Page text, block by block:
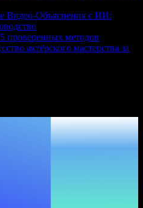
Видео-Объяснения с ИИ:
проверенных методов
актёрского мастерства за